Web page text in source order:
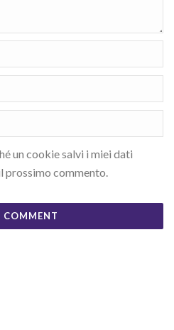
un cookie salvi i miei dati
prossimo commento.